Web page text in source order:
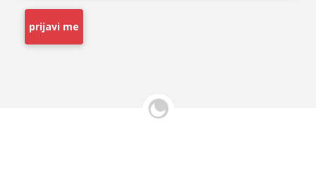
prijavi me